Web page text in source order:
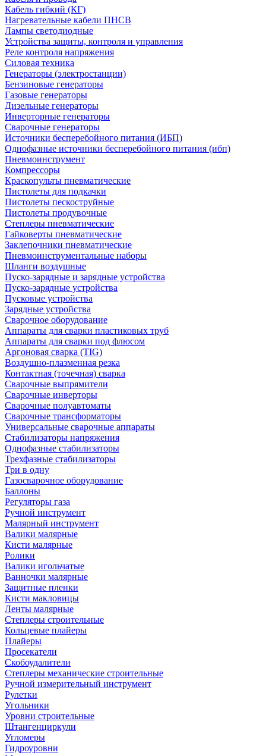
Кабель гибкий (КГ)
Нагревательные кабели ПНСВ
Лампы светодиодные
Устройства защиты, контроля и управления
Реле контроля напряжения
Силовая техника
Генераторы (электростанции)
Бензиновые генераторы
Газовые генераторы
Дизельные генераторы
Инверторные генераторы
Сварочные генераторы
Источники бесперебойного питания (ИБП)
Однофазные источники бесперебойного питания (ибп)
Пневмоинструмент
Компрессоры
Краскопульты пневматические
Пистолеты для подкачки
Пистолеты пескоструйные
Пистолеты продувочные
Степлеры пневматические
Гайковерты пневматические
Заклепочники пневматические
Пневмоинструментальные наборы
Шланги воздушные
Пуско-зарядные и зарядные устройства
Пуско-зарядные устройства
Пусковые устройства
Зарядные устройства
Сварочное оборудование
Аппараты для сварки пластиковых труб
Аппараты для сварки под флюсом
Аргоновая сварка (TIG)
Воздушно-плазменная резка
Контактная (точечная) сварка
Сварочные выпрямители
Сварочные инверторы
Сварочные полуавтоматы
Сварочные трансформаторы
Универсальные сварочные аппараты
Стабилизаторы напряжения
Однофазные стабилизаторы
Трехфазные стабилизаторы
Три в одну
Газосварочное оборудование
Баллоны
Регуляторы газа
Ручной инструмент
Малярный инструмент
Валики малярные
Кисти малярные
Ролики
Валики игольчатые
Ванночки малярные
Защитные пленки
Кисти макловицы
Ленты малярные
Степлеры строительные
Кольцевые плайеры
Плайеры
Просекатели
Скобоудалители
Степлеры механические строительные
Ручной измерительный инструмент
Рулетки
Угольники
Уровни строительные
Штангенциркули
Угломеры
Гидроуровни